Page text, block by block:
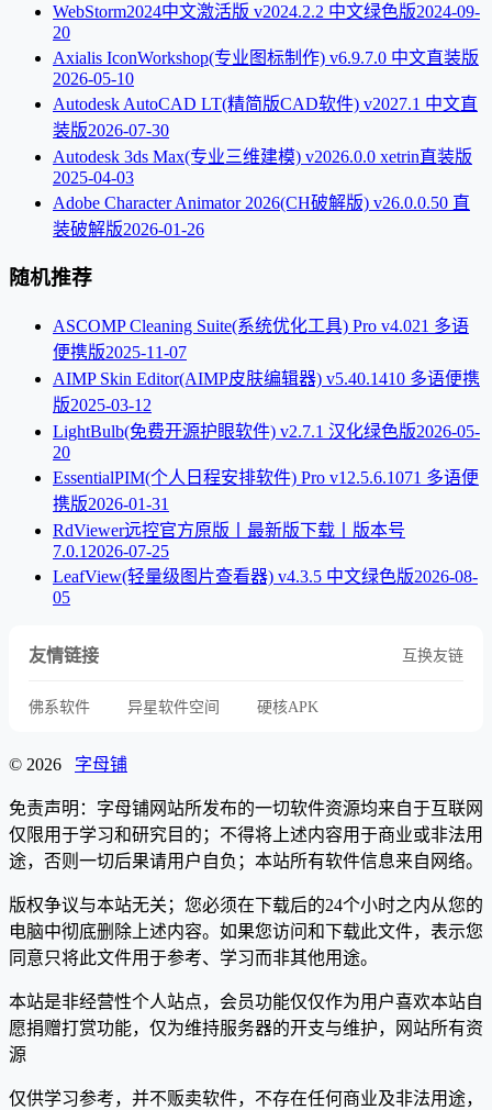
WebStorm2024中文激活版 v2024.2.2 中文绿色版2024-09-
20
Axialis IconWorkshop(专业图标制作) v6.9.7.0 中文直装版
2026-05-10
Autodesk AutoCAD LT(精简版CAD软件) v2027.1 中文直
装版2026-07-30
Autodesk 3ds Max(专业三维建模) v2026.0.0 xetrin直装版
2025-04-03
Adobe Character Animator 2026(CH破解版) v26.0.0.50 直
装破解版2026-01-26
随机推荐
ASCOMP Cleaning Suite(系统优化工具) Pro v4.021 多语
便携版2025-11-07
AIMP Skin Editor(AIMP皮肤编辑器) v5.40.1410 多语便携
版2025-03-12
LightBulb(免费开源护眼软件) v2.7.1 汉化绿色版2026-05-
20
EssentialPIM(个人日程安排软件) Pro v12.5.6.1071 多语便
携版2026-01-31
RdViewer远控官方原版丨最新版下载丨版本号
7.0.1 2026-07-25
LeafView(轻量级图片查看器) v4.3.5 中文绿色版2026-08-
05
友情链接 互换友链
佛系软件 异星软件空间 硬核APK
© 2026 字母铺
免责声明：字母铺网站所发布的一切软件资源均来自于互联网
仅限用于学习和研究目的；不得将上述内容用于商业或非法用
途，否则一切后果请用户自负；本站所有软件信息来自网络。
版权争议与本站无关；您必须在下载后的24个小时之内从您的
电脑中彻底删除上述内容。如果您访问和下载此文件，表示您
同意只将此文件用于参考、学习而非其他用途。
本站是非经营性个人站点，会员功能仅仅作为用户喜欢本站自
愿捐赠打赏功能，仅为维持服务器的开支与维护，网站所有资
源
仅供学习参考，并不贩卖软件，不存在任何商业及非法用途，